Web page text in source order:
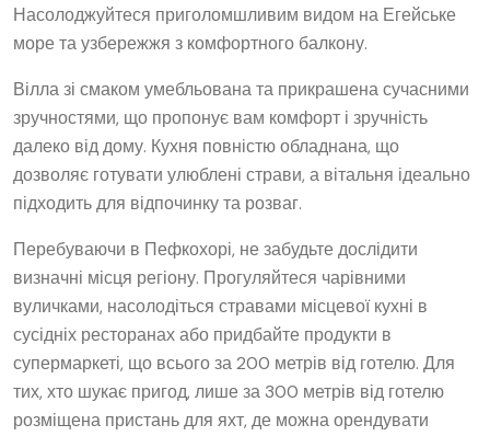
Насолоджуйтеся приголомшливим видом на Егейське
море та узбережжя з комфортного балкону.
Вілла зі смаком умебльована та прикрашена сучасними
зручностями, що пропонує вам комфорт і зручність
далеко від дому. Кухня повністю обладнана, що
дозволяє готувати улюблені страви, а вітальня ідеально
підходить для відпочинку та розваг.
Перебуваючи в Пефкохорі, не забудьте дослідити
визначні місця регіону. Прогуляйтеся чарівними
вуличками, насолодіться стравами місцевої кухні в
сусідніх ресторанах або придбайте продукти в
супермаркеті, що всього за 200 метрів від готелю. Для
тих, хто шукає пригод, лише за 300 метрів від готелю
розміщена пристань для яхт, де можна орендувати